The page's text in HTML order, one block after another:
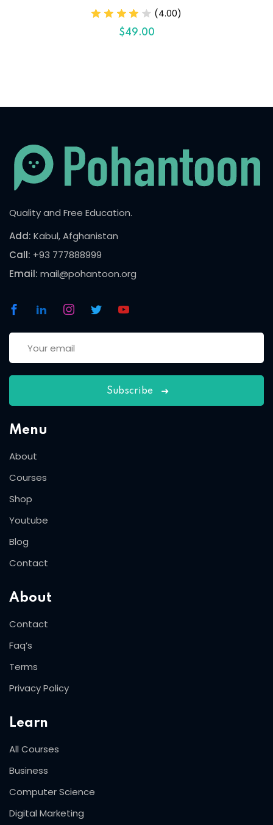
(4.00)
$49.00
Quality and Free Education.
Add: Kabul, Afghanistan
Call: +93 777888999
Email: mail@pohantoon.org
Subscribe
Menu
About
Courses
Shop
Youtube
Blog
Contact
About
Contact
Faq’s
Terms
Privacy Policy
Learn
All Courses
Business
Computer Science
Digital Marketing